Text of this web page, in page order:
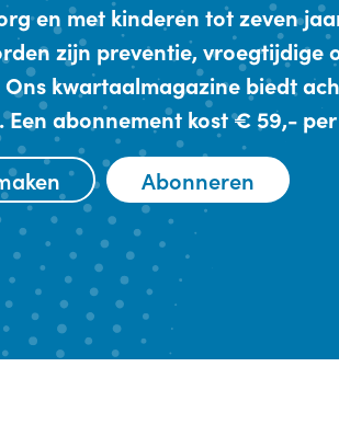
en met kinderen tot zeven
zijn preventie, vroegtijdige
kwartaalmagazine biedt
Een abonnement kost € 59,-
Abonneren